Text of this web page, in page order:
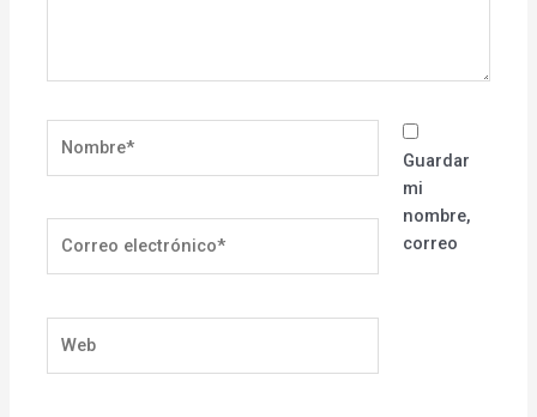
electrónico*
Guardar
mi
nombre,
correo